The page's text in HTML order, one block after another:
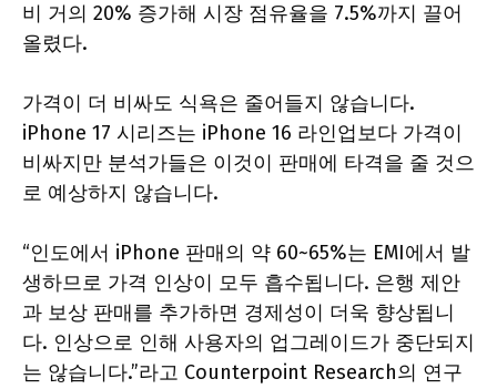
비 거의 20% 증가해 시장 점유율을 7.5%까지 끌어
올렸다.
가격이 더 비싸도 식욕은 줄어들지 않습니다.
iPhone 17 시리즈는 iPhone 16 라인업보다 가격이
비싸지만 분석가들은 이것이 판매에 타격을 줄 것으
로 예상하지 않습니다.
“인도에서 iPhone 판매의 약 60~65%는 EMI에서 발
생하므로 가격 인상이 모두 흡수됩니다. 은행 제안
과 보상 판매를 추가하면 경제성이 더욱 향상됩니
다. 인상으로 인해 사용자의 업그레이드가 중단되지
는 않습니다.”라고 Counterpoint Research의 연구